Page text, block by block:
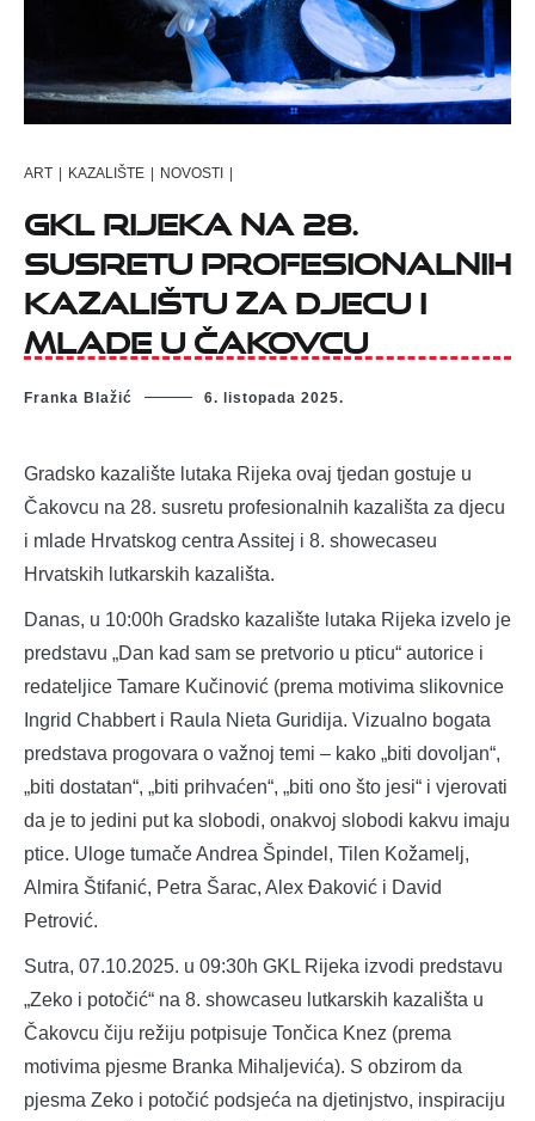
ART | KAZALIŠTE | NOVOSTI |
GKL Rijeka na 28.
susretu profesionalnih
kazalištu za djecu i
mlade u Čakovcu
Franka Blažić 6. listopada 2025.
Gradsko kazalište lutaka Rijeka ovaj tjedan gostuje u
Čakovcu na 28. susretu profesionalnih kazališta za djecu
i mlade Hrvatskog centra Assitej i 8. showecaseu
Hrvatskih lutkarskih kazališta.
Danas, u 10:00h Gradsko kazalište lutaka Rijeka izvelo je
predstavu „Dan kad sam se pretvorio u pticu“ autorice i
redateljice Tamare Kučinović (prema motivima slikovnice
Ingrid Chabbert i Raula Nieta Guridija. Vizualno bogata
predstava progovara o važnoj temi – kako „biti dovoljan“,
„biti dostatan“, „biti prihvaćen“, „biti ono što jesi“ i vjerovati
da je to jedini put ka slobodi, onakvoj slobodi kakvu imaju
ptice. Uloge tumače Andrea Špindel, Tilen Kožamelj,
Almira Štifanić, Petra Šarac, Alex Đaković i David
Petrović.
Sutra, 07.10.2025. u 09:30h GKL Rijeka izvodi predstavu
„Zeko i potočić“ na 8. showcaseu lutkarskih kazališta u
Čakovcu čiju režiju potpisuje Tončica Knez (prema
motivima pjesme Branka Mihaljevića). S obzirom da
pjesma Zeko i potočić podsjeća na djetinjstvo, inspiraciju